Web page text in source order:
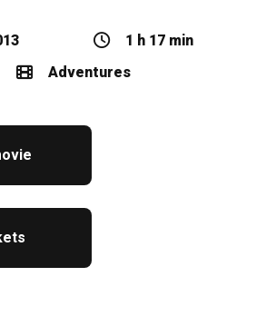
1 h 17 min
Adventures